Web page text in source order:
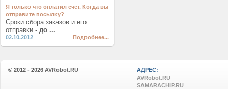
Я только что оплатил счет. Когда вы
отправите посылку?
Сроки сбора заказов и его
отправки - до ...
02.10.2012 Подробнее...
© 2012 - 2026 AVRobot.RU
АДРЕС:
AVRobot.RU
SAMARACHIP.RU